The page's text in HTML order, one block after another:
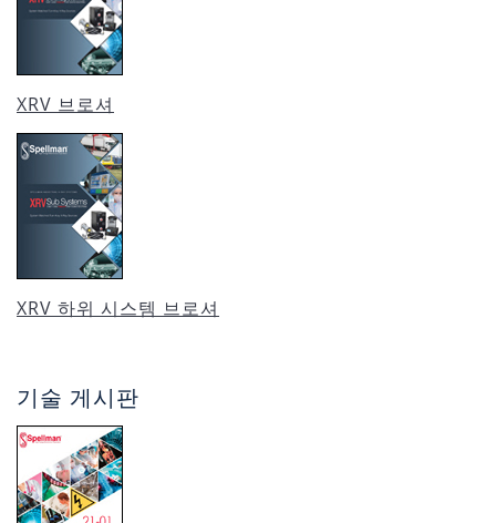
XRV 브로셔
XRV 하위 시스템 브로셔
기술 게시판